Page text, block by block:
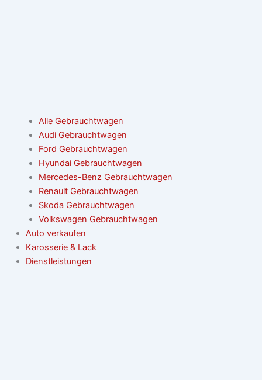
Alle Gebrauchtwagen
Audi Gebrauchtwagen
Ford Gebrauchtwagen
Hyundai Gebrauchtwagen
Mercedes-Benz Gebrauchtwagen
Renault Gebrauchtwagen
Skoda Gebrauchtwagen
Volkswagen Gebrauchtwagen
Auto verkaufen
Karosserie & Lack
Dienstleistungen